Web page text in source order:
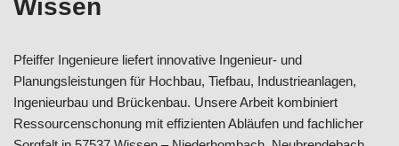
Wissen
Pfeiffer Ingenieure liefert innovative Ingenieur- und
Planungsleistungen für Hochbau, Tiefbau, Industrieanlagen,
Ingenieurbau und Brückenbau. Unsere Arbeit kombiniert
Ressourcenschonung mit effizienten Abläufen und fachlicher